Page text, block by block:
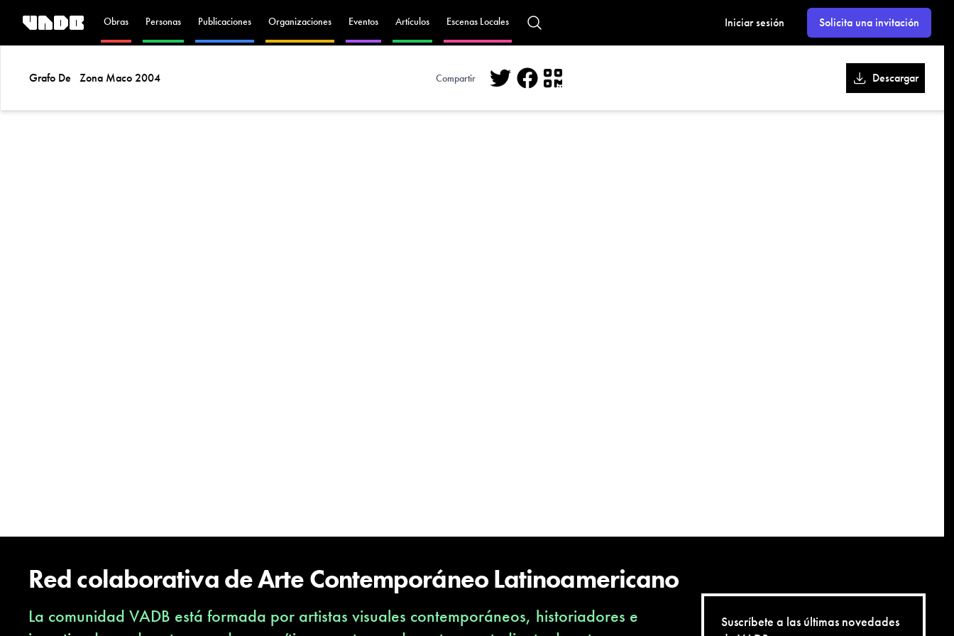
Obras Personas Publicaciones Organizaciones Eventos Artículos Escenas Locales Iniciar sesión Solicita una invitación
Grafo De Zona Maco 2004 Compartir Descargar
Red colaborativa de Arte Contemporáneo Latinoamericano
La comunidad VADB está formada por artistas visuales contemporáneos, historiadores e
Suscríbete a las últimas novedades